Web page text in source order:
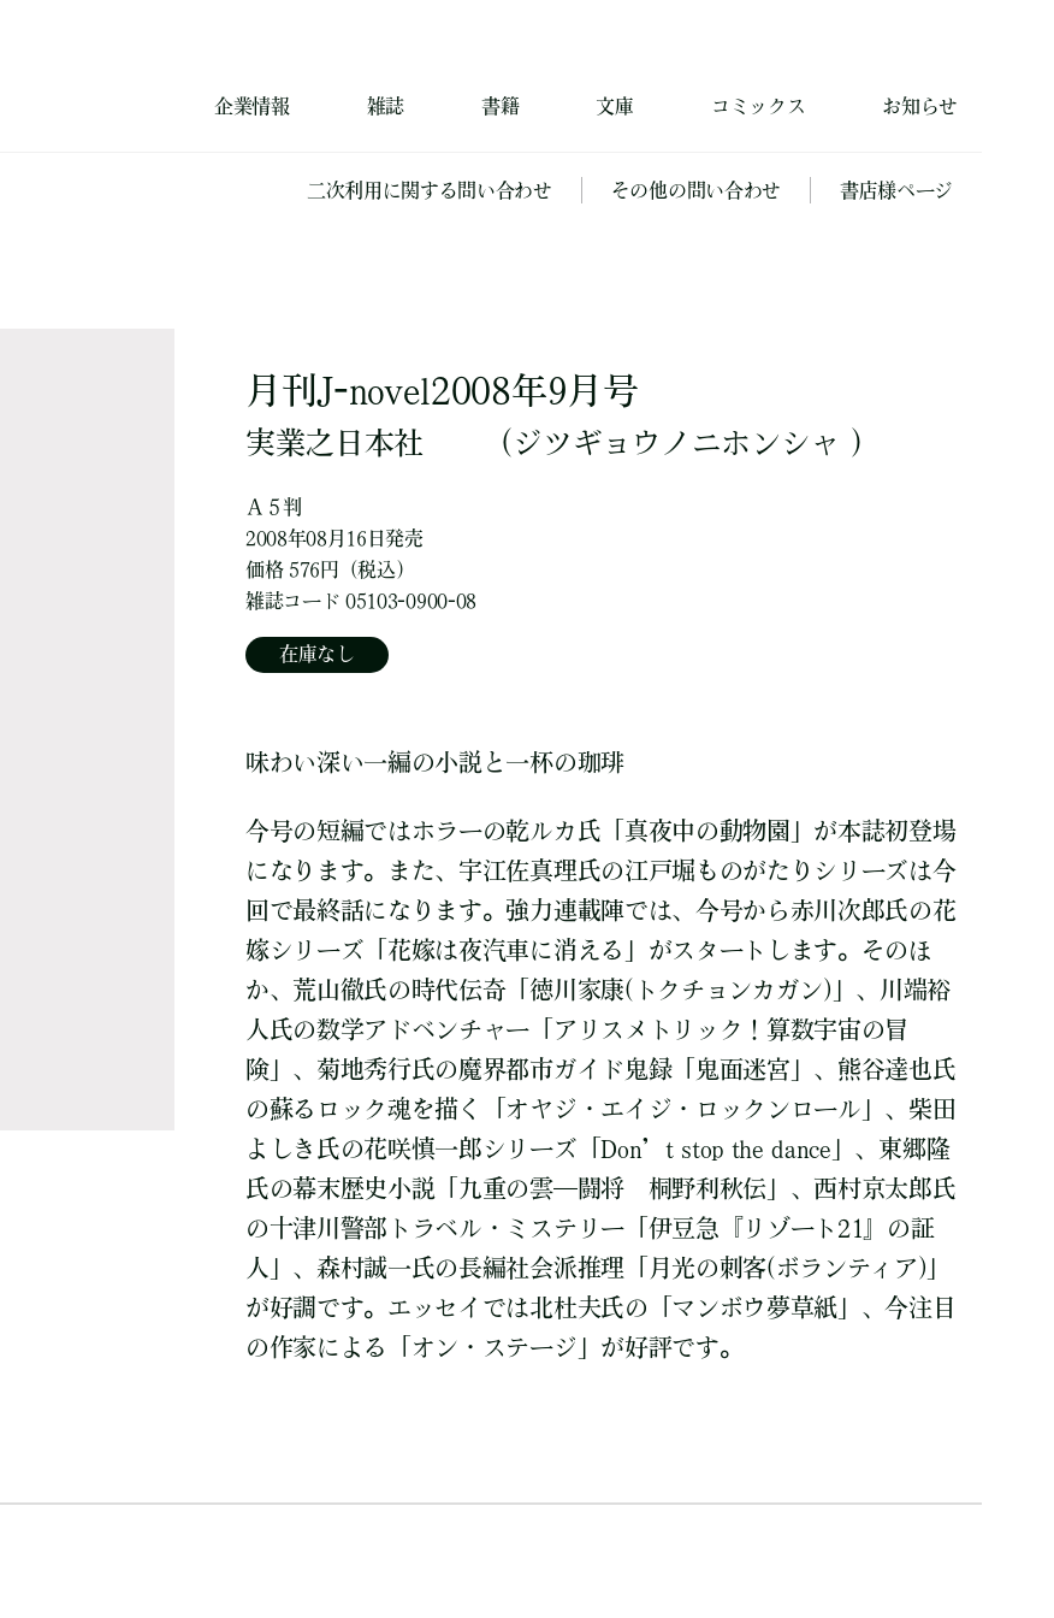
企業情報 雑誌 書籍 文庫 コミックス お知らせ
二次利用に関する問い合わせ その他の問い合わせ 書店様ページ
月刊J-novel2008年9月号
実業之日本社 （ジツギョウノニホンシャ ）
Ａ５判
2008年08月16日発売
価格 576円（税込）
雑誌コード 05103-0900-08
在庫なし
味わい深い一編の小説と一杯の珈琲
今号の短編ではホラーの乾ルカ氏「真夜中の動物園」が本誌初登場
になります。また、宇江佐真理氏の江戸堀ものがたりシリーズは今
回で最終話になります。強力連載陣では、今号から赤川次郎氏の花
嫁シリーズ「花嫁は夜汽車に消える」がスタートします。そのほ
か、荒山徹氏の時代伝奇「徳川家康(トクチョンカガン)」、川端裕
人氏の数学アドベンチャー「アリスメトリック！算数宇宙の冒
険」、菊地秀行氏の魔界都市ガイド鬼録「鬼面迷宮」、熊谷達也氏
の蘇るロック魂を描く「オヤジ・エイジ・ロックンロール」、柴田
よしき氏の花咲慎一郎シリーズ「Don’t stop the dance」、東郷隆
氏の幕末歴史小説「九重の雲―闘将 桐野利秋伝」、西村京太郎氏
の十津川警部トラベル・ミステリー「伊豆急『リゾート21』の証
人」、森村誠一氏の長編社会派推理「月光の刺客(ボランティア)」
が好調です。エッセイでは北杜夫氏の「マンボウ夢草紙」、今注目
の作家による「オン・ステージ」が好評です。